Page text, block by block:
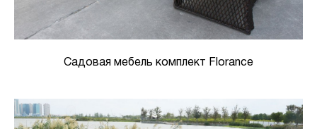
Садовая мебель комплект Florance